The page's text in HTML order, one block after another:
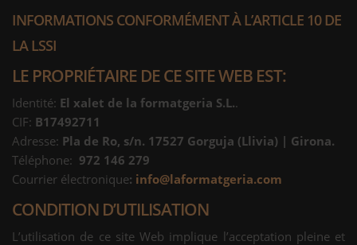
INFORMATIONS CONFORMÉMENT À L’ARTICLE 10 DE
LA LSSI
LE PROPRIÉTAIRE DE CE SITE WEB EST:
Identité: El xalet de la formatgeria S.L..
CIF: B17492711
Adresse: Pla de Ro, s/n. 17527 Gorguja (Llivia) | Girona.
Téléphone: 972 146 279
Courrier électronique: info@laformatgeria.com
CONDITION D’UTILISATION
L’utilisation de ce site Web implique l’acceptation pleine et